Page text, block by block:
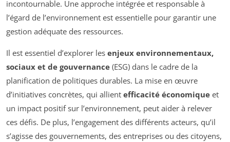
incontournable. Une approche intégrée et responsable à
l’égard de l’environnement est essentielle pour garantir une
gestion adéquate des ressources.
Il est essentiel d’explorer les enjeux environnementaux,
sociaux et de gouvernance (ESG) dans le cadre de la
planification de politiques durables. La mise en œuvre
d’initiatives concrètes, qui allient efficacité économique et
un impact positif sur l’environnement, peut aider à relever
ces défis. De plus, l’engagement des différents acteurs, qu’il
s’agisse des gouvernements, des entreprises ou des citoyens,